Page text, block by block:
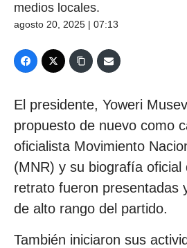
medios locales.
agosto 20, 2025 | 07:13
El presidente, Yoweri
propuesto de nuevo como
oficialista Movimiento
(MNR) y su biografía oficial
retrato fueron presentadas
de alto rango del partido.
También iniciaron sus